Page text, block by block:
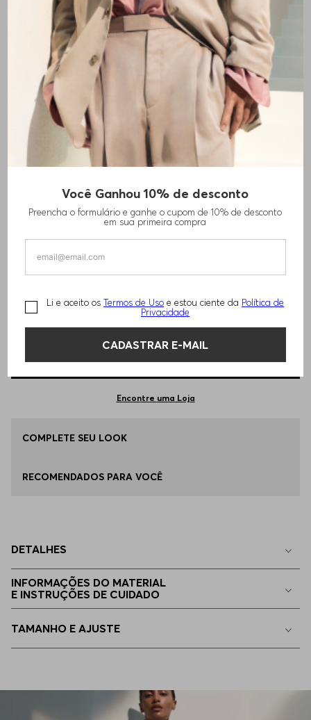
Você Ganhou 10% de desconto
Preencha o formulário e ganhe o cupom de 10% de desconto
em sua primeira compra
Li e aceito os Termos de Uso e estou ciente da Política de
Privacidade
CADASTRAR E-MAIL
CAMISETA LOOSE FIT EM ALGODÃO COM
MOTIVO ARTÍSTICO DE CORRIDAS
TAMANHO - Informações do Tamanho
Qual o seu Tamanho? Tabela de Tamanhos
P - S
M - M
EGG Indisponível
ADICIONAR AO CARRINHO
Encontre uma Loja
COMPLETE SEU LOOK
RECOMENDADOS PARA VOCÊ
DETALHES
INFORMAÇÕES DO MATERIAL
E INSTRUÇÕES DE CUIDADO
TAMANHO E AJUSTE